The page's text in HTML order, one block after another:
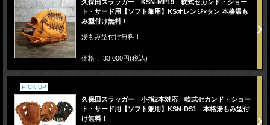
久保田スラッガー KSN-MP19 軟式セカンド・ショー
ト・サード用【ソフト兼用】KSオレンジ×タン 本格湯も
み型付け無料！
湯もみ型付け無料！
価格： 33,000円(税込)
PICK UP
久保田スラッガー 小指2本対応 軟式セカンド・ショー
ト・サード用【ソフト兼用】KSN-DS1 本格湯もみ型付
け無料！